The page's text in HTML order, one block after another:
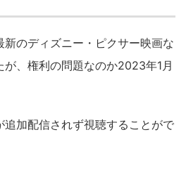
のディズニー・ピクサー映画な
が、権利の問題なのか2023年1月
追加配信されず視聴することがで